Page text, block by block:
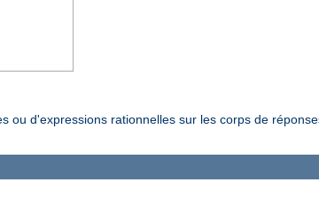
ou d'expressions rationnelles sur les corps de